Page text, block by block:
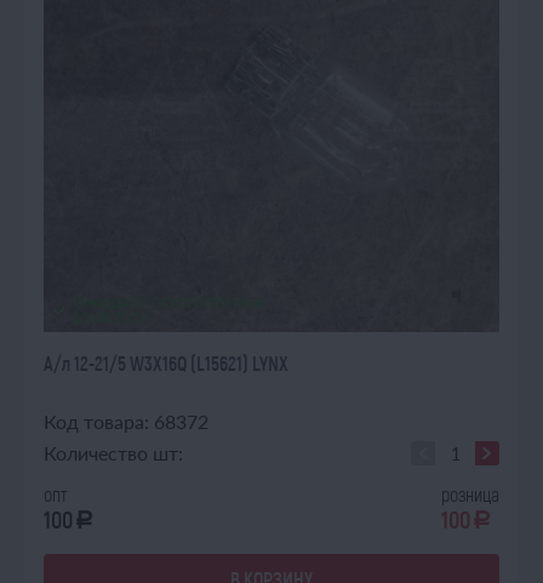
А/л 12-21/5 W3X16Q (L15621) LYNX
Код товара: 68372
Количество шт:
опт
100 a
розница
100 a
В КОРЗИНУ